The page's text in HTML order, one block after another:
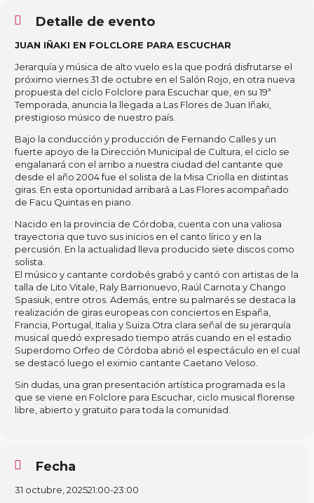
Detalle de evento
JUAN IÑAKI EN FOLCLORE PARA ESCUCHAR
Jerarquía y música de alto vuelo es la que podrá disfrutarse el
próximo viernes 31 de octubre en el Salón Rojo, en otra nueva
propuesta del ciclo Folclore para Escuchar que, en su 19ª
Temporada, anuncia la llegada a Las Flores de Juan Iñaki,
prestigioso músico de nuestro país.
Bajo la conducción y producción de Fernando Calles y un
fuerte apoyo de la Dirección Municipal de Cultura, el ciclo se
engalanará con el arribo a nuestra ciudad del cantante que
desde el año 2004 fue el solista de la Misa Criolla en distintas
giras. En esta oportunidad arribará a Las Flores acompañado
de Facu Quintas en piano.
Nacido en la provincia de Córdoba, cuenta con una valiosa
trayectoria que tuvo sus inicios en el canto lírico y en la
percusión. En la actualidad lleva producido siete discos como
solista.
El músico y cantante cordobés grabó y cantó con artistas de la
talla de Lito Vitale, Raly Barrionuevo, Raúl Carnota y Chango
Spasiuk, entre otros. Además, entre su palmarés se destaca la
realización de giras europeas con conciertos en España,
Francia, Portugal, Italia y Suiza.Otra clara señal de su jerarquía
musical quedó expresado tiempo atrás cuando en el estadio
Superdomo Orfeo de Córdoba abrió el espectáculo en el cual
se destacó luego el eximio cantante Caetano Veloso.
Sin dudas, una gran presentación artística programada es la
que se viene en Folclore para Escuchar, ciclo musical florense
libre, abierto y gratuito para toda la comunidad.
Fecha
31 octubre, 202521:00-23:00